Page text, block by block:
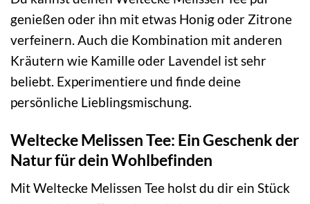
genießen oder ihn mit etwas Honig oder Zitrone
verfeinern. Auch die Kombination mit anderen
Kräutern wie Kamille oder Lavendel ist sehr
beliebt. Experimentiere und finde deine
persönliche Lieblingsmischung.
Weltecke Melissen Tee: Ein Geschenk der
Natur für dein Wohlbefinden
Mit Weltecke Melissen Tee holst du dir ein Stück